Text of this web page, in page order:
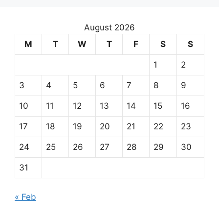
August 2026
M
T W T F S S
1 2
3 4 5 6 7 8 9
10 11 12 13 14 15 16
17 18 19 20 21 22 23
24 25 26 27 28 29 30
31
« Feb